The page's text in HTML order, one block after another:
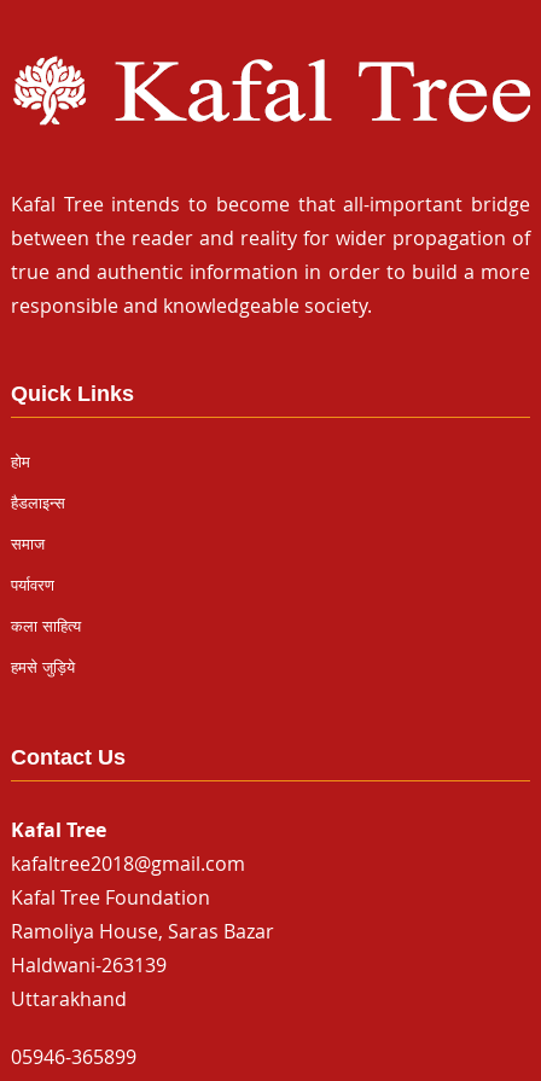
Kafal Tree intends to become that all-important bridge
between the reader and reality for wider propagation of
true and authentic information in order to build a more
responsible and knowledgeable society.
Quick Links
होम
हैडलाइन्स
समाज
पर्यावरण
कला साहित्य
हमसे जुड़िये
Contact Us
Kafal Tree
kafaltree2018@gmail.com
Kafal Tree Foundation
Ramoliya House, Saras Bazar
Haldwani-263139
Uttarakhand
05946-365899